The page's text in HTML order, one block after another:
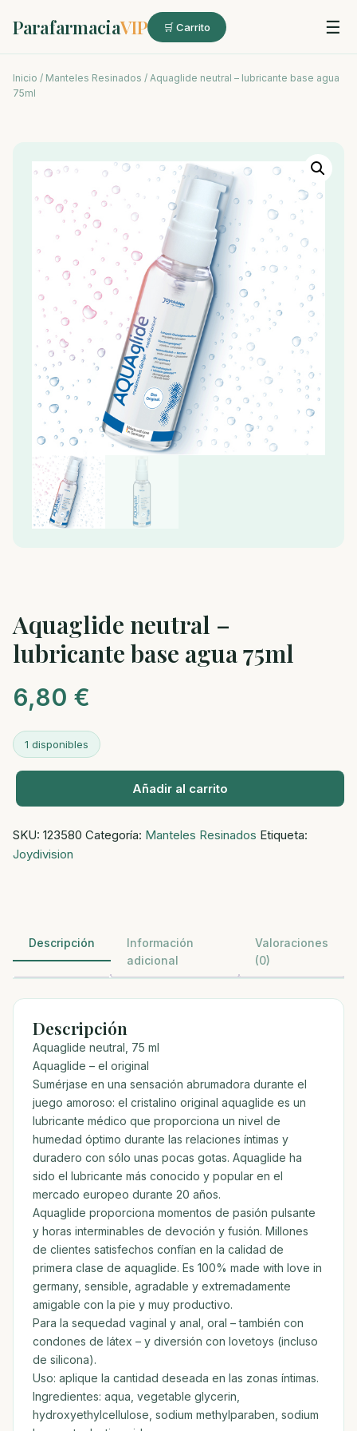
ParafarmaciaVIP 🛒 Carrito ☰
Inicio / Manteles Resinados / Aquaglide neutral – lubricante base agua
75ml
Aquaglide neutral –
lubricante base agua 75ml
6,80 €
1 disponibles
-
lubricante
Añadir al carrito
SKU: 123580 Categoría: Manteles Resinados Etiqueta:
Joydivision
Descripción
Información
adicional
Valoraciones
(0)
Descripción
Aquaglide neutral, 75 ml
Aquaglide – el original
Sumérjase en una sensación abrumadora durante el
juego amoroso: el cristalino original aquaglide es un
lubricante médico que proporciona un nivel de
humedad óptimo durante las relaciones íntimas y
duradero con sólo unas pocas gotas. Aquaglide ha
sido el lubricante más conocido y popular en el
mercado europeo durante 20 años.
Aquaglide proporciona momentos de pasión pulsante
y horas interminables de devoción y fusión. Millones
de clientes satisfechos confían en la calidad de
primera clase de aquaglide. Es 100% made with love in
germany, sensible, agradable y extremadamente
amigable con la pie y muy productivo.
Para la sequedad vaginal y anal, oral – también con
condones de látex – y diversión con lovetoys (incluso
de silicona).
Uso: aplique la cantidad deseada en las zonas íntimas.
Ingredientes: aqua, vegetable glycerin,
hydroxyethylcellulose, sodium methylparaben, sodium